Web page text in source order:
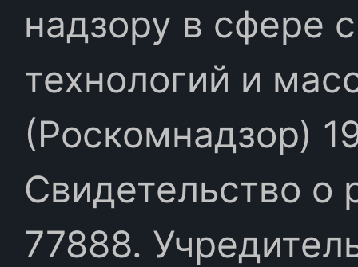
надзору в сфере
технологий и
(Роскомнадзор)
Свидетельство
77888.